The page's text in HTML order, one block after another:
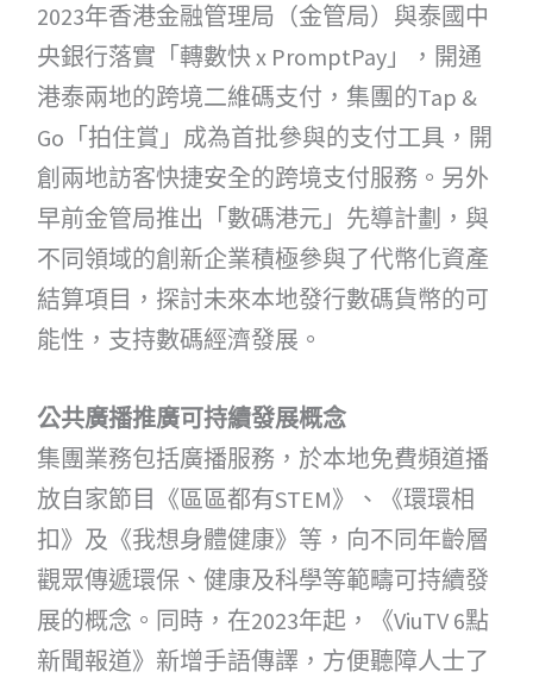
2023年香港金融管理局（金管局）與泰國中
央銀行落實「轉數快 x PromptPay」，開通
港泰兩地的跨境二維碼支付，集團的Tap &
Go「拍住賞」成為首批參與的支付工具，開
創兩地訪客快捷安全的跨境支付服務。另外
早前金管局推出「數碼港元」先導計劃，與
不同領域的創新企業積極參與了代幣化資產
結算項目，探討未來本地發行數碼貨幣的可
能性，支持數碼經濟發展。
公共廣播推廣可持續發展概念
集團業務包括廣播服務，於本地免費頻道播
放自家節目《區區都有STEM》、《環環相
扣》及《我想身體健康》等，向不同年齡層
觀眾傳遞環保、健康及科學等範疇可持續發
展的概念。同時，在2023年起，《ViuTV 6點
新聞報道》新增手語傳譯，方便聽障人士了